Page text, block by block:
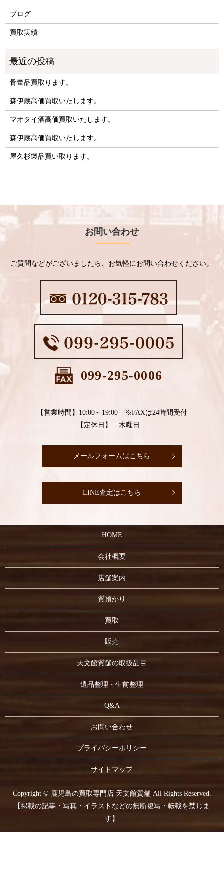
ブログ
買取実績
骨董品買取ります。
森伊蔵高価買取いたします。
マオタイ酒高価買取いたします。
森伊蔵高価買取いたします。
屋久杉製品買い取ります。
お問い合わせ
ご質問などがございましたら、お気軽にお問い合わせください。
099-295-0006
【営業時間】10:00～19:00 ※FAXは24時間受付
【定休日】 木曜日
メールフォームはこちら
LINE査定はこちら
HOME
会社概要
店舗案内
質預かり
買取
販売
天文館質舗の取扱品目
遺品整理・生前整理
Q&A
お問い合わせ
プライバシーポリシー
サイトマップ
Copyright © 鹿児島の買取専門店 天文館質舗 All Rights Reserved.
【掲載の記事・写真・イラストなどの無断複写・転載を禁じま
す】